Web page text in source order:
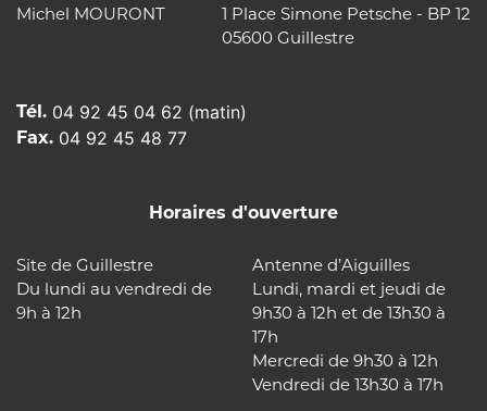
Michel MOURONT
1 Place Simone Petsche - BP 12
05600 Guillestre
Tél. 04 92 45 04 62 (matin)
Fax. 04 92 45 48 77
Horaires d'ouverture
Site de Guillestre
Du lundi au vendredi de
9h à 12h
Antenne d’Aiguilles
Lundi, mardi et jeudi de
9h30 à 12h et de 13h30 à
17h
Mercredi de 9h30 à 12h
Vendredi de 13h30 à 17h